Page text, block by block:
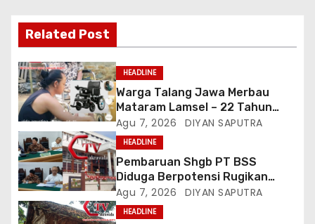
Related Post
HEADLINE
Warga Talang Jawa Merbau
Mataram Lamsel – 22 Tahun
Lumpuh Vina Agustina Viral Di
Tiktok Inginkan Kursi Roda
Listrik, Kepala Perwakilan
Provinsi Lampung Media
Cakrawala Tv Meminta Pemda
Lamsel Bertindak
Agu 7, 2026 DIYAN SAPUTRA
HEADLINE
Pembaruan Shgb PT BSS
Diduga Berpotensi Rugikan
Negara, Kementrian ATR/BPN Di
Gugat Di PTUN Jakarta
Agu 7, 2026 DIYAN SAPUTRA
HEADLINE